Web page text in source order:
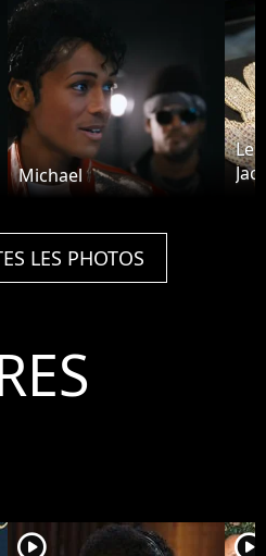
Michael
Le
LES PHOTOS
player2 player2